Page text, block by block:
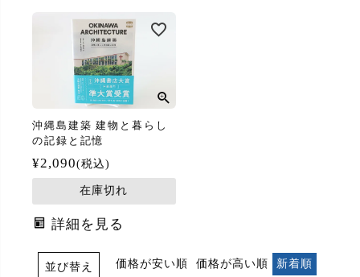
沖縄島建築 建物と暮らし
の記録と記憶
¥2,090 税込
在庫切れ
詳細を見る
並び替え 価格が安い順 価格が高い順 新着順